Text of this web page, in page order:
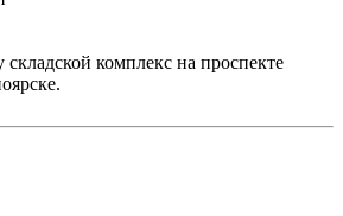
складской комплекс на проспекте